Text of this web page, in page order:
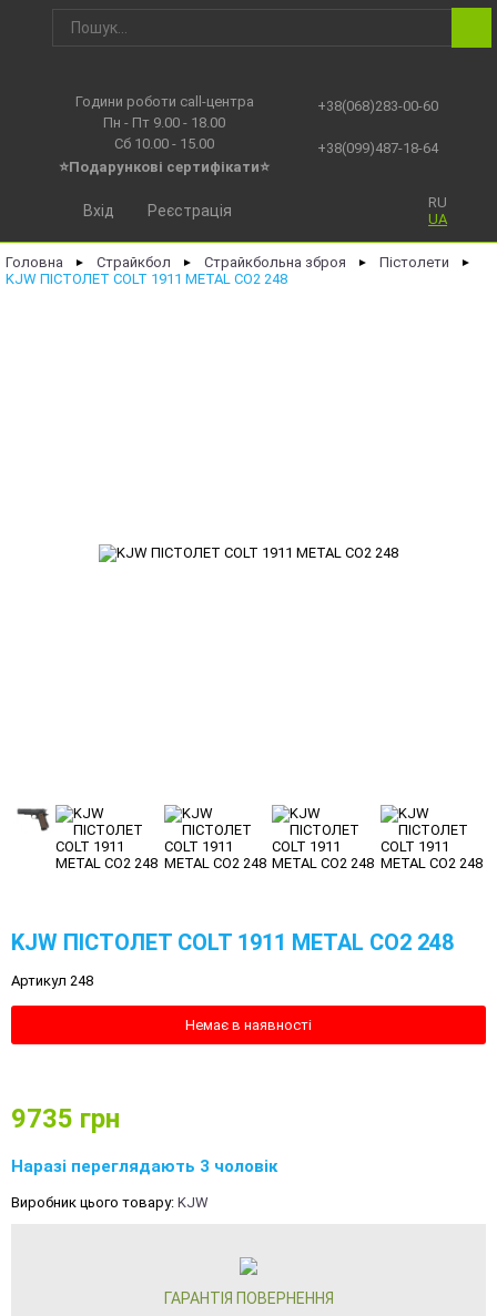
Години роботи call-центра
Пн - Пт 9.00 - 18.00
Сб 10.00 - 15.00
⭐Подарункові сертифікати⭐
+38(068)283-00-60
+38(099)487-18-64
RU
UA
Вхід Реєстрація
Головна ► Страйкбол ► Страйкбольна зброя ► Пістолети ►
KJW ПІСТОЛЕТ COLT 1911 METAL CO2 248
KJW ПІСТОЛЕТ COLT 1911 METAL CO2 248
Артикул 248
Немає в наявності
9735 грн
Наразі переглядають 3 чоловік
Виробник цього товару: KJW
ГАРАНТІЯ ПОВЕРНЕННЯ